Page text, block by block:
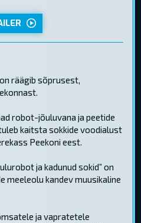
räägib sõprusest,
robot-jõuluvana ja peetide
kaitsta sokkide voodialust
Peekoni eest.
ja kadunud sokid” on
meeleolu kandev muusikaline
ja vapratetele